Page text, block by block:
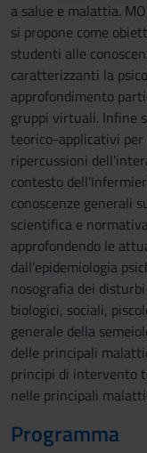
a salue e malattia.
si propone come
studenti alle
caratterizzanti la
approfondimento
gruppi virtuali. Infine
teorico-applicativi per
ripercussioni
contesto
conoscenze generali
scientifica e
approfondendo le
dall’epidemiologia
nosografia dei
biologici, sociali,
generale della
delle principali
principi di intervento
nelle principali
Programma